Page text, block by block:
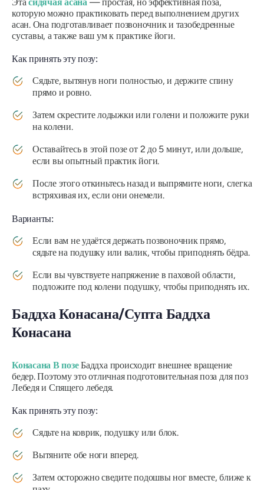
которую можно практиковать перед выполнением других
асан. Она подготавливает позвоночник и тазобедренные
суставы, а также ваш ум к практике йоги.
Как принять эту позу:
Сядьте, вытянув ноги полностью, и держите спину
прямо и ровно.
Затем скрестите лодыжки или голени и положите руки
на колени.
Оставайтесь в этой позе от 2 до 5 минут, или дольше,
если вы опытный практик йоги.
После этого откиньтесь назад и выпрямите ноги, слегка
встряхивая их, если они онемели.
Варианты:
Если вам не удаётся держать позвоночник прямо,
сядьте на подушку или валик, чтобы приподнять бёдра.
Если вы чувствуете напряжение в паховой области,
подложите под колени подушку, чтобы приподнять их.
Баддха Конасана/Супта Баддха
Конасана
Конасана В позеБаддха происходит внешнее вращение
бедер. Поэтому это отличная подготовительная поза для поз
Лебедя и Спящего лебедя.
Как принять эту позу:
Сядьте на коврик, подушку или блок.
Вытяните обе ноги вперед.
Затем осторожно сведите подошвы ног вместе, ближе к